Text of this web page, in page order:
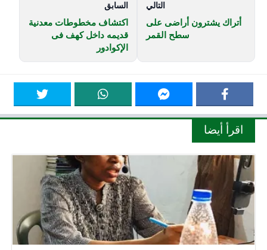
التالي
أتراك يشترون أراضى على
سطح القمر
السابق
اكتشاف مخطوطات معدنية
قديمه داخل كهف فى
الإكوادور
اقرأ أيضا